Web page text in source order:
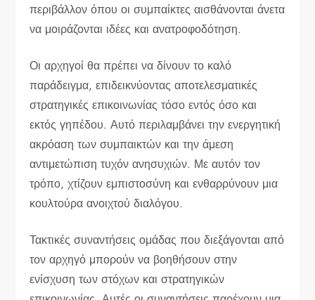
περιβάλλον όπου οι συμπαίκτες αισθάνονται άνετα
να μοιράζονται ιδέες και ανατροφοδότηση.
Οι αρχηγοί θα πρέπει να δίνουν το καλό
παράδειγμα, επιδεικνύοντας αποτελεσματικές
στρατηγικές επικοινωνίας τόσο εντός όσο και
εκτός γηπέδου. Αυτό περιλαμβάνει την ενεργητική
ακρόαση των συμπαικτών και την άμεση
αντιμετώπιση τυχόν ανησυχιών. Με αυτόν τον
τρόπο, χτίζουν εμπιστοσύνη και ενθαρρύνουν μια
κουλτούρα ανοιχτού διαλόγου.
Τακτικές συναντήσεις ομάδας που διεξάγονται από
τον αρχηγό μπορούν να βοηθήσουν στην
ενίσχυση των στόχων και στρατηγικών